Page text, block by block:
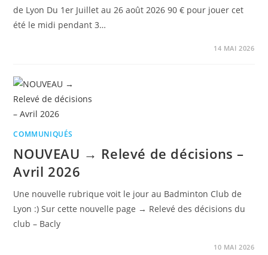
de Lyon Du 1er Juillet au 26 août 2026 90 € pour jouer cet
été le midi pendant 3…
14 MAI 2026
COMMUNIQUÉS
NOUVEAU → Relevé de décisions –
Avril 2026
Une nouvelle rubrique voit le jour au Badminton Club de
Lyon :) Sur cette nouvelle page → Relevé des décisions du
club – Bacly
10 MAI 2026